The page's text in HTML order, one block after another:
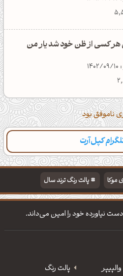
هر کسی از ظن خود شد یار من
ناموفق بود
کپل‌آرت
تایپوگرافی پالت‌ها
موکا
پالت رنگ ترند سال
تایپوگرافی شعر مولانا
نیاورده خود را امین می‌داند.
پالت رنگ